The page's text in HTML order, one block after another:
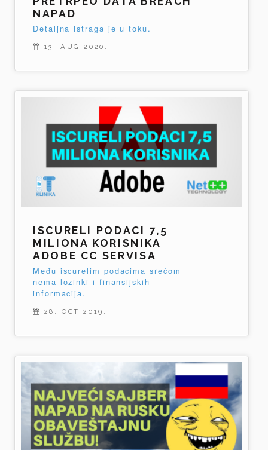
NAPAD
Detaljna istraga je u toku.
13. AUG 2020.
ISCURELI PODACI 7,5
MILIONA KORISNIKA
ADOBE CC SERVISA
Među iscurelim podacima srećom
nema lozinki i finansijskih
informacija.
28. OCT 2019.